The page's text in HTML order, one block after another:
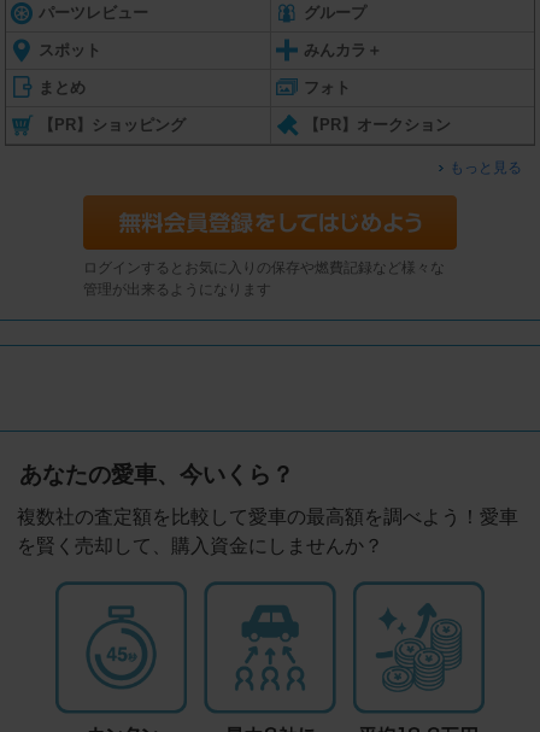
パーツレビュー グループ
スポット みんカラ＋
まとめ フォト
【PR】ショッピング 【PR】オークション
もっと見る
ログインするとお気に入りの保存や燃費記録など様々な
管理が出来るようになります
あなたの愛車、今いくら？
複数社の査定額を比較して愛車の最高額を調べよう！愛車
を賢く売却して、購入資金にしませんか？